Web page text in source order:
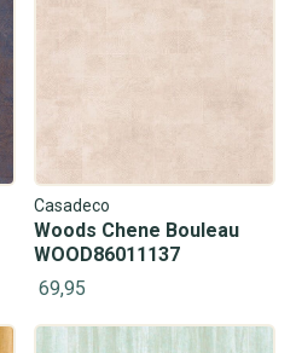
Casadeco
Woods Chene Bouleau
WOOD86011137
69,95